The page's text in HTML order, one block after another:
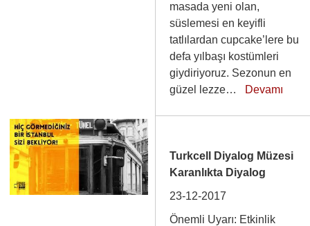
masada yeni olan,
süslemesi en keyifli
tatlılardan cupcake’lere bu
defa yılbaşı kostümleri
giydiriyoruz. Sezonun en
güzel lezze… Devamı
Turkcell Diyalog Müzesi
Karanlıkta Diyalog
23-12-2017
Önemli Uyarı: Etkinlik